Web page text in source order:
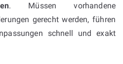
. Müssen vorhandene
gerecht werden, führen
schnell und exakt